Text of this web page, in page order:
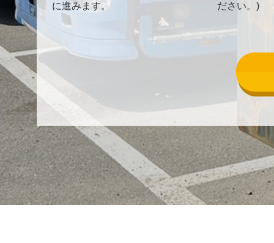
に進みます。
ださい。)